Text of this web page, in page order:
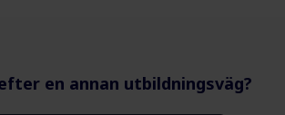
en annan utbildningsväg?